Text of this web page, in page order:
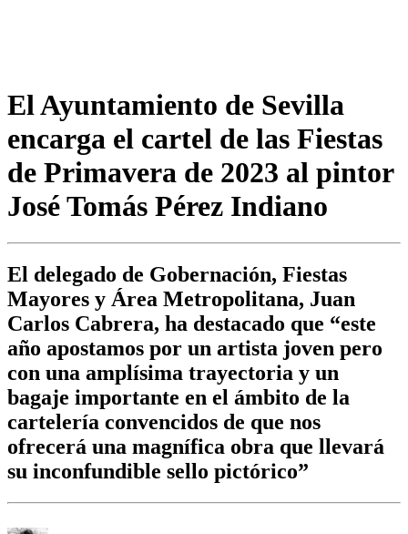
El Ayuntamiento de Sevilla
encarga el cartel de las Fiestas
de Primavera de 2023 al pintor
José Tomás Pérez Indiano
El delegado de Gobernación, Fiestas
Mayores y Área Metropolitana, Juan
Carlos Cabrera, ha destacado que “este
año apostamos por un artista joven pero
con una amplísima trayectoria y un
bagaje importante en el ámbito de la
cartelería convencidos de que nos
ofrecerá una magnífica obra que llevará
su inconfundible sello pictórico”